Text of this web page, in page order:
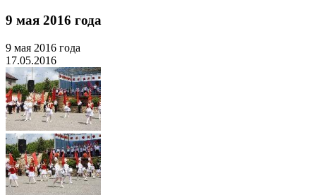
9 мая 2016 года
9 мая 2016 года
17.05.2016